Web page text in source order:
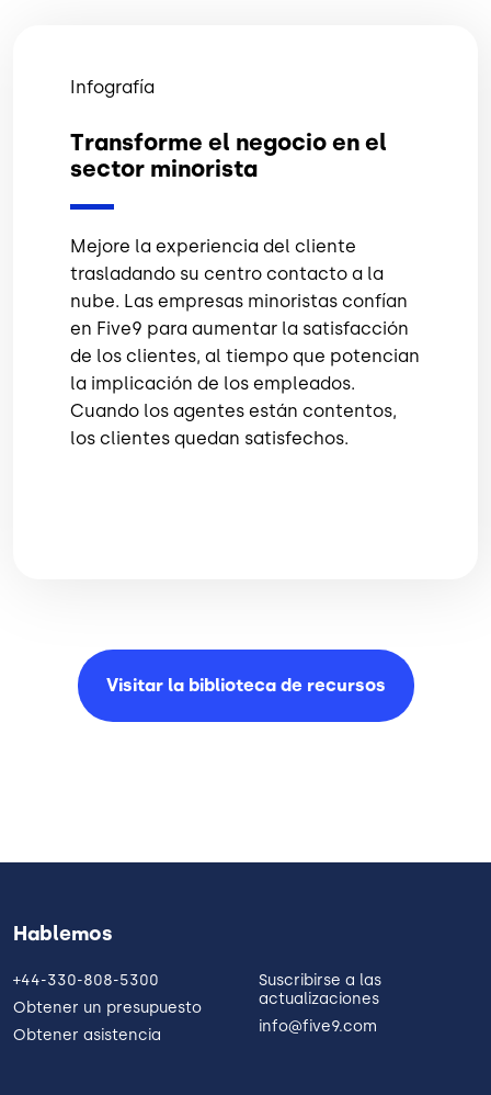
Infografía
Transforme el negocio en el
sector minorista
Mejore la experiencia del cliente
trasladando su centro contacto a la
nube. Las empresas minoristas confían
en Five9 para aumentar la satisfacción
de los clientes, al tiempo que potencian
la implicación de los empleados.
Cuando los agentes están contentos,
los clientes quedan satisfechos.
Visitar la biblioteca de recursos
Hablemos
+44-330-808-5300
Obtener un presupuesto
Obtener asistencia
Suscribirse a las
actualizaciones
info@five9.com